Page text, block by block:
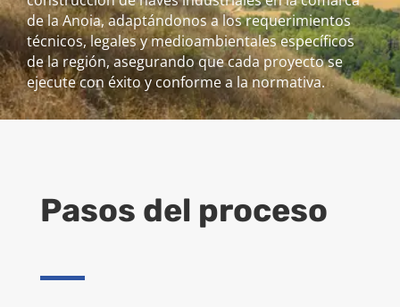
de la Anoia, adaptándonos a los requerimientos
técnicos, legales y medioambientales específicos
de la región, asegurando que cada proyecto se
ejecute con éxito y conforme a la normativa.
Pasos del proceso